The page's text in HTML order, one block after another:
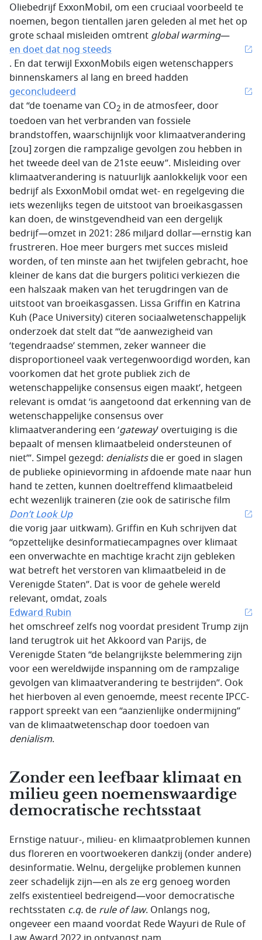
Oliebedrijf ExxonMobil, om een cruciaal voorbeeld te
noemen, begon tientallen jaren geleden al met het op
grote schaal misleiden omtrent global warming—
en doet dat nog steeds
. En dat terwijl ExxonMobils eigen wetenschappers
binnenskamers al lang en breed hadden
geconcludeerd
dat “de toename van CO2 in de atmosfeer, door
toedoen van het verbranden van fossiele
brandstoffen, waarschijnlijk voor klimaatverandering
[zou] zorgen die rampzalige gevolgen zou hebben in
het tweede deel van de 21ste eeuw”. Misleiding over
klimaatverandering is natuurlijk aanlokkelijk voor een
bedrijf als ExxonMobil omdat wet- en regelgeving die
iets wezenlijks tegen de uitstoot van broeikasgassen
kan doen, de winstgevendheid van een dergelijk
bedrijf—omzet in 2021: 286 miljard dollar—ernstig kan
frustreren. Hoe meer burgers met succes misleid
worden, of ten minste aan het twijfelen gebracht, hoe
kleiner de kans dat die burgers politici verkiezen die
een halszaak maken van het terugdringen van de
uitstoot van broeikasgassen. Lissa Griffin en Katrina
Kuh (Pace University) citeren sociaalwetenschappelijk
onderzoek dat stelt dat “‘de aanwezigheid van
‘tegendraadse’ stemmen, zeker wanneer die
disproportioneel vaak vertegenwoordigd worden, kan
voorkomen dat het grote publiek zich de
wetenschappelijke consensus eigen maakt’, hetgeen
relevant is omdat ‘is aangetoond dat erkenning van de
wetenschappelijke consensus over
klimaatverandering een ‘gateway’ overtuiging is die
bepaalt of mensen klimaatbeleid ondersteunen of
niet’”. Simpel gezegd: denialistsdie er goed in slagen
de publieke opinievorming in afdoende mate naar hun
hand te zetten, kunnen doeltreffend klimaatbeleid
echt wezenlijk traineren (zie ook de satirische film
Don’t Look Up
die vorig jaar uitkwam). Griffin en Kuh schrijven dat
“opzettelijke desinformatiecampagnes over klimaat
een onverwachte en machtige kracht zijn gebleken
wat betreft het verstoren van klimaatbeleid in de
Verenigde Staten”. Dat is voor de gehele wereld
relevant, omdat, zoals
Edward Rubin
het omschreef zelfs nog voordat president Trump zijn
land terugtrok uit het Akkoord van Parijs, de
Verenigde Staten “de belangrijkste belemmering zijn
voor een wereldwijde inspanning om de rampzalige
gevolgen van klimaatverandering te bestrijden”. Ook
het hierboven al even genoemde, meest recente IPCC-
rapport spreekt van een “aanzienlijke ondermijning”
van de klimaatwetenschap door toedoen van
denialism.
Zonder een leefbaar klimaat en
milieu geen noemenswaardige
democratische rechtsstaat
Ernstige natuur-, milieu- en klimaatproblemen kunnen
dus floreren en voortwoekeren dankzij (onder andere)
desinformatie. Welnu, dergelijke problemen kunnen
zeer schadelijk zijn—en als ze erg genoeg worden
zelfs existentieel bedreigend—voor democratische
rechtsstaten c.q. de rule of law. Onlangs nog,
ongeveer een maand voordat Rede Wayuri de Rule of